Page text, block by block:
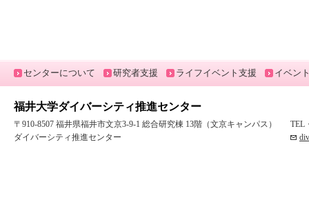
センターについて 研究者支援 ライフイベント支援 イベン
福井大学ダイバーシティ推進センター
〒910-8507 福井県福井市文京3-9-1 総合研究棟 13階（文京キャンパス）
ダイバーシティ推進センター
TEL